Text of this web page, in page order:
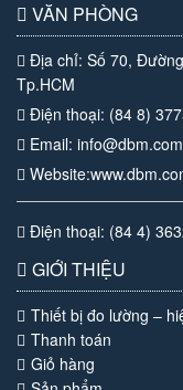
VĂN PHÒNG
Địa chỉ: Số 70,
Tp.HCM
Điện thoại: (84 8)
Email:
Điện thoại: (84 4)
GIỚI THIỆU
Thiết bị đo lường –
Thanh toán
Giỏ hàng